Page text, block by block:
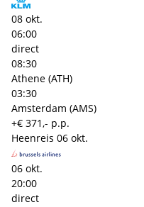
08 okt.
06:00
direct
08:30
Athene (ATH)
03:30
Amsterdam (AMS)
+€ 371,- p.p.
Heenreis 06 okt.
06 okt.
20:00
direct